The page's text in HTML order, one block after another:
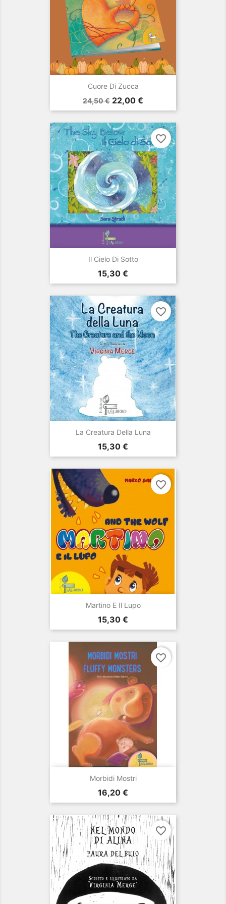
Cuore Di Zucca
Prezzo
base
24,50 € Prezzo
22,00 €
Il Cielo Di Sotto
Prezzo
15,30 €
favorite_border
La Creatura Della Luna
Prezzo
15,30 €
favorite_border
Martino E Il Lupo
Prezzo
15,30 €
favorite_border
Morbidi Mostri
Prezzo
16,20 €
favorite_border
favorite_border